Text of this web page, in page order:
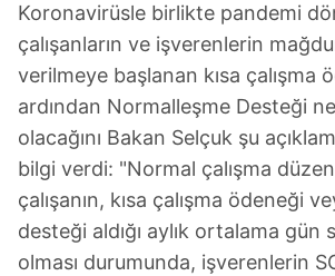
Koronavirüsle birlikte pandemi
çalışanların ve işverenlerin
verilmeye başlanan kısa çalışma
ardından Normalleşme Desteği
olacağını Bakan Selçuk şu
bilgi verdi: "Normal çalışma
çalışanın, kısa çalışma ödeneği
desteği aldığı aylık ortalama gün
olması durumunda, işverenlerin